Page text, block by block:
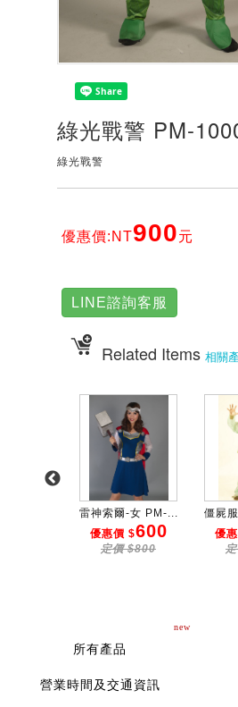
綠光戰警 PM-
綠光戰警
優惠價:NT900元
LINE諮詢客服
Related Items 相關
雷神索爾-女 PM-...
優惠價 $600
定價 $800
僵屍
優
new
所有產品
營業時間及交通資訊